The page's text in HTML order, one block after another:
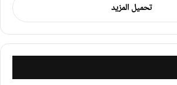
تحميل المزيد